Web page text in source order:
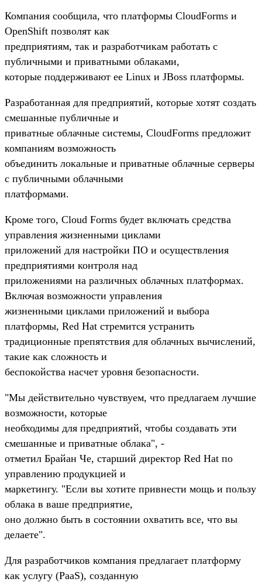
Компания сообщила, что платформы CloudForms и
OpenShift позволят как
предприятиям, так и разработчикам работать с
публичными и приватными облаками,
которые поддерживают ее Linux и JBoss платформы.
Разработанная для предприятий, которые хотят создать
смешанные публичные и
приватные облачные системы, CloudForms предложит
компаниям возможность
объединить локальные и приватные облачные серверы
с публичными облачными
платформами.
Кроме того, Cloud Forms будет включать средства
управления жизненными циклами
приложений для настройки ПО и осуществления
предприятиями контроля над
приложениями на различных облачных платформах.
Включая возможности управления
жизненными циклами приложений и выбора
платформы, Red Hat стремится устранить
традиционные препятствия для облачных вычислений,
такие как сложность и
беспокойства насчет уровня безопасности.
"Мы действительно чувствуем, что предлагаем лучшие
возможности, которые
необходимы для предприятий, чтобы создавать эти
смешанные и приватные облака", -
отметил Брайан Че, старший директор Red Hat по
управлению продукцией и
маркетингу. "Если вы хотите привнести мощь и пользу
облака в ваше предприятие,
оно должно быть в состоянии охватить все, что вы
делаете".
Для разработчиков компания предлагает платформу
как услугу (PaaS), созданную